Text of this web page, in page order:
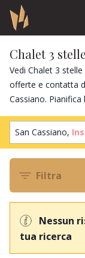
Chalet 3
Vedi Chalet 3
offerte e contatta
Cassiano.
San Cassiano,
Filtra
Nessun
tua ricerca